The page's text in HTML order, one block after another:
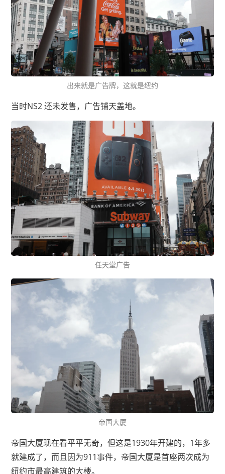
出来就是广告牌，这就是纽约
当时NS2 还未发售，广告铺天盖地。
任天堂广告
帝国大厦
帝国大厦现在看平平无奇，但这是1930年开建的，1年多
就建成了，而且因为911事件，帝国大厦是首座两次成为
纽约市最高建筑的大楼。